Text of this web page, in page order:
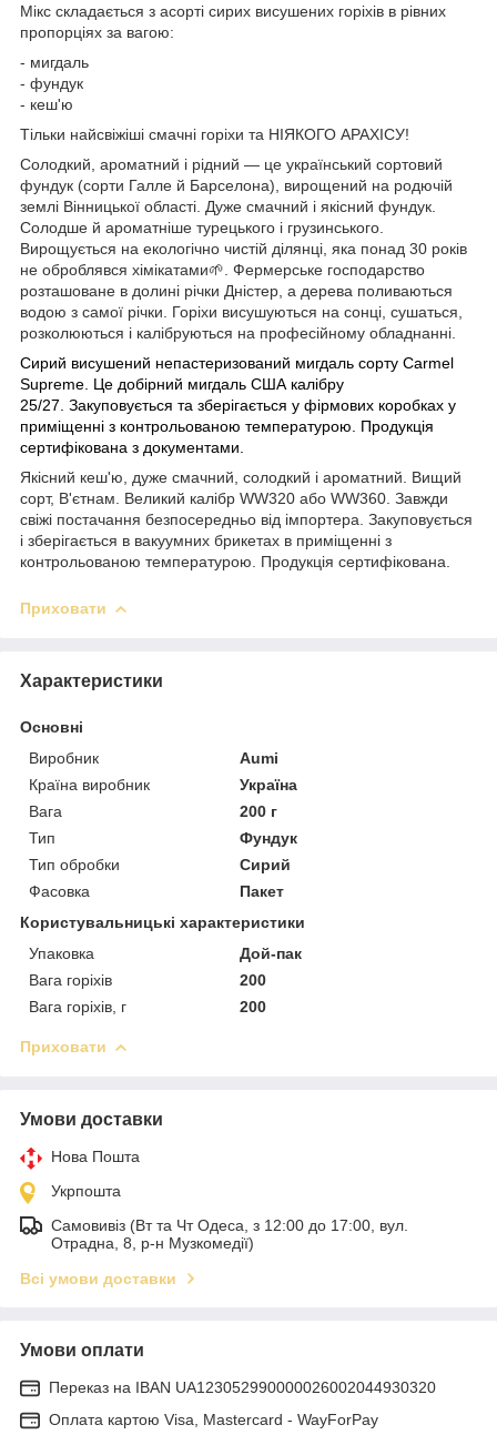
Мікс складається з асорті сирих висушених горіхів в рівних
пропорціях за вагою:
- мигдаль
- фундук
- кеш'ю
Тільки найсвіжіші смачні горіхи та НІЯКОГО АРАХІСУ!
Солодкий, ароматний і рідний — це український сортовий
фундук (сорти Галле й Барселона), вирощений на родючій
землі Вінницької області. Дуже смачний і якісний фундук.
Солодше й ароматніше турецького і грузинського.
Вирощується на екологічно чистій ділянці, яка понад 30 років
не оброблявся хімікатами🌱. Фермерське господарство
розташоване в долині річки Дністер, а дерева поливаються
водою з самої річки. Горіхи висушуються на сонці, сушаться,
розколюються і калібруються на професійному обладнанні.
Сирий висушений непастеризований мигдаль сорту Carmel
Supreme. Це добірний мигдаль США калібру
25/27. Закуповується та зберігається у фірмових коробках у
приміщенні з контрольованою температурою.
Продукція
сертифікована з документами.
Якісний кеш'ю, дуже смачний, солодкий і ароматний. Вищий
сорт, В'єтнам. Великий калібр WW320 або WW360. Завжди
свіжі постачання безпосередньо від імпортера. Закуповується
і зберігається в вакуумних брикетах в приміщенні з
контрольованою температурою. Продукція сертифікована.
Приховати
Характеристики
Основні
Виробник
Aumi
Країна виробник
Україна
Вага
200 г
Тип
Фундук
Тип обробки
Сирий
Фасовка
Пакет
Користувальницькі характеристики
Упаковка
Дой-пак
Вага горіхів
200
Вага горіхів, г
200
Приховати
Умови доставки
Нова Пошта
Укрпошта
Самовивіз (Вт та Чт Одеса, з 12:00 до 17:00, вул.
Отрадна, 8, р-н Музкомедії)
Всі умови доставки
Умови оплати
Переказ на IBAN UA123052990000026002044930320
Оплата картою Visa, Mastercard - WayForPay